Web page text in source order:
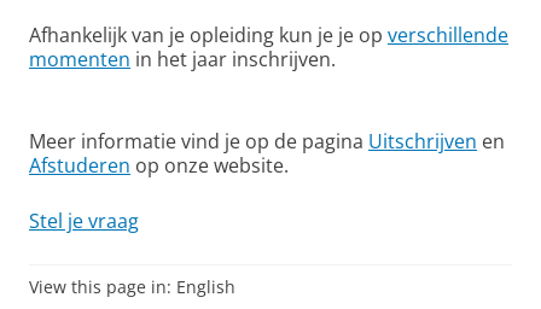
Afhankelijk van je opleiding kun je je op verschillende
momenten in het jaar inschrijven.
Meer informatie vind je op de pagina Uitschrijven en
Afstuderen op onze website.
Stel je vraag
View this page in: English